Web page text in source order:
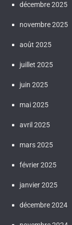
décembre 2025
novembre 2025
août 2025
juillet 2025
juin 2025
mai 2025
avril 2025
mars 2025
février 2025
janvier 2025
décembre 2024